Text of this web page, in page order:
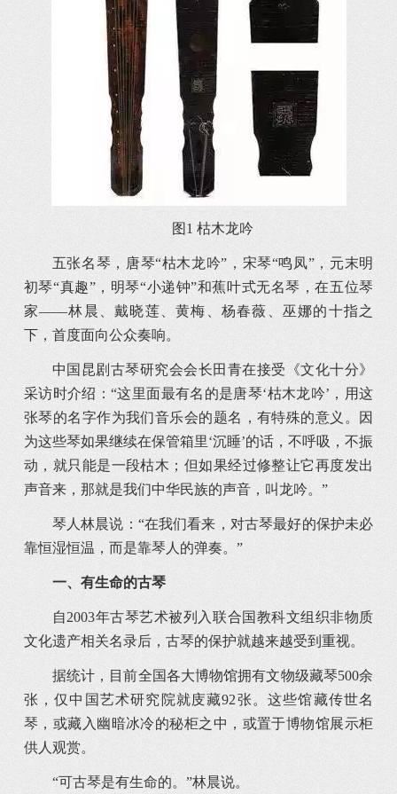
图1 枯木龙吟
五张名琴，唐琴“枯木龙吟”，宋琴“鸣凤”，元末明
初琴“真趣”，明琴“小递钟”和蕉叶式无名琴，在五位琴
家——林晨、戴晓莲、黄梅、杨春薇、巫娜的十指之
下，首度面向公众奏响。
中国昆剧古琴研究会会长田青在接受《文化十分》
采访时介绍：“这里面最有名的是唐琴‘枯木龙吟’，用这
张琴的名字作为我们音乐会的题名，有特殊的意义。因
为这些琴如果继续在保管箱里‘沉睡’的话，不呼吸，不振
动，就只能是一段枯木；但如果经过修整让它再度发出
声音来，那就是我们中华民族的声音，叫龙吟。”
琴人林晨说：“在我们看来，对古琴最好的保护未必
靠恒湿恒温，而是靠琴人的弹奏。”
一、 有生命的古琴
自2003年古琴艺术被列入联合国教科文组织非物质
文化遗产相关名录后，古琴的保护就越来越受到重视。
据统计，目前全国各大博物馆拥有文物级藏琴500余
张，仅中国艺术研究院就庋藏92张。这些馆藏传世名
琴，或藏入幽暗冰冷的秘柜之中，或置于博物馆展示柜
供人观赏。
“可古琴是有生命的。”林晨说。